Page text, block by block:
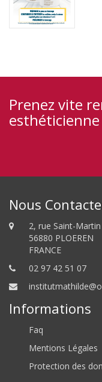
Prenez vite
Nous
2, rue Saint-Martin
56880 PLOEREN
FRANCE
02 97 42 51 07
Informations
Faq
Mentions Légales
Protection des